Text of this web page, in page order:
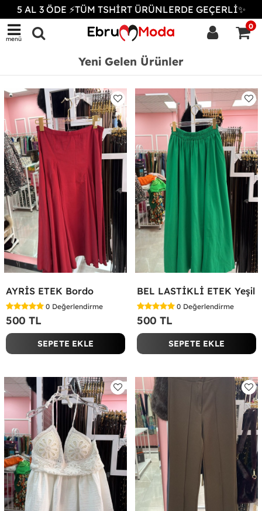
5 AL 3 ÖDE ⚡TÜM TSHİRT ÜRÜNLERDE GEÇERLİ✨
menü
0
Yeni Gelen Ürünler
AYRİS ETEK Bordo
0 Değerlendirme
500 TL
SEPETE EKLE
BEL LASTİKLİ ETEK Yeşil
0 Değerlendirme
500 TL
SEPETE EKLE